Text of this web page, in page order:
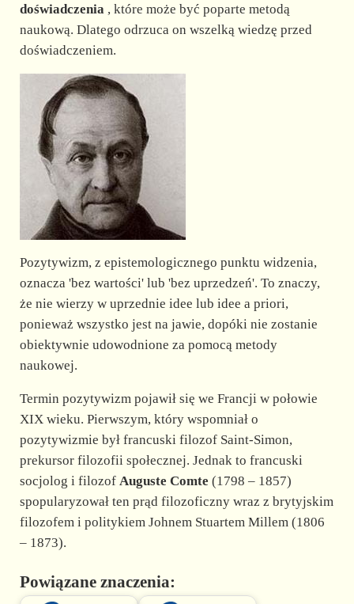
doświadczenia, które może być poparte metodą
naukową. Dlatego odrzuca on wszelką wiedzę przed
doświadczeniem.
Pozytywizm, z epistemologicznego punktu widzenia,
oznacza 'bez wartości' lub 'bez uprzedzeń'. To znaczy,
że nie wierzy w uprzednie idee lub idee a priori,
ponieważ wszystko jest na jawie, dopóki nie zostanie
obiektywnie udowodnione za pomocą metody
naukowej.
Termin pozytywizm pojawił się we Francji w połowie
XIX wieku. Pierwszym, który wspomniał o
pozytywizmie był francuski filozof Saint-Simon,
prekursor filozofii społecznej. Jednak to francuski
socjolog i filozof Auguste Comte (1798 – 1857)
spopularyzował ten prąd filozoficzny wraz z brytyjskim
filozofem i politykiem Johnem Stuartem Millem (1806
– 1873).
Powiązane znaczenia: